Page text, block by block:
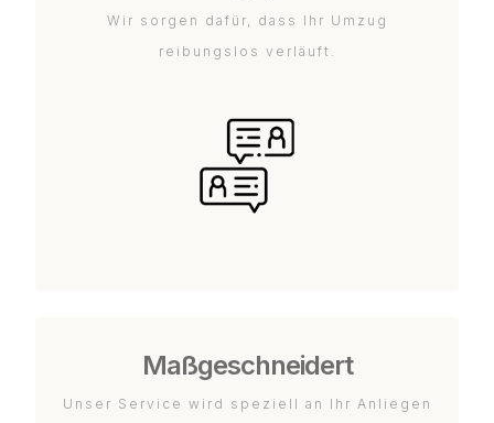
Wir sorgen dafür, dass Ihr Umzug
reibungslos verläuft.
Maßgeschneidert
Unser Service wird speziell an Ihr Anliegen